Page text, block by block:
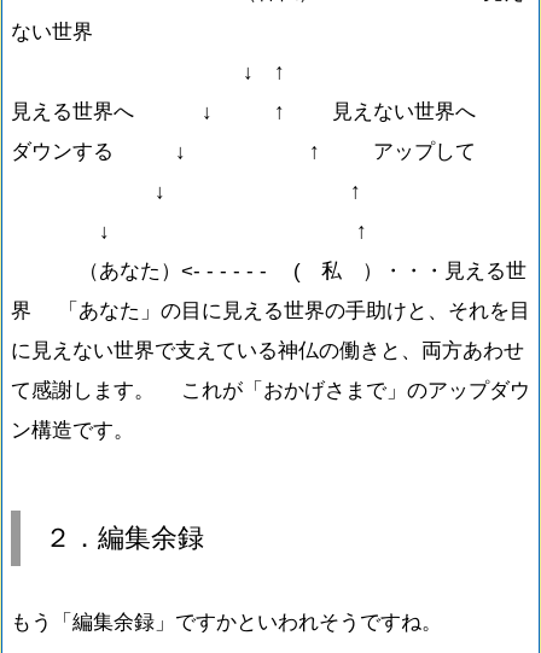
ない世界
↓ ↑
見える世界へ ↓ ↑ 見えない世界へ
ダウンする ↓ ↑ アップして
↓ ↑
↓ ↑
（あなた）<- - - - - - ( 私 ）・・・見える世
界 「あなた」の目に見える世界の手助けと、それを目
に見えない世界で支えている神仏の働きと、両方あわせ
て感謝します。 これが「おかげさまで」のアップダウ
ン構造です。
２．編集余録
もう「編集余録」ですかといわれそうですね。